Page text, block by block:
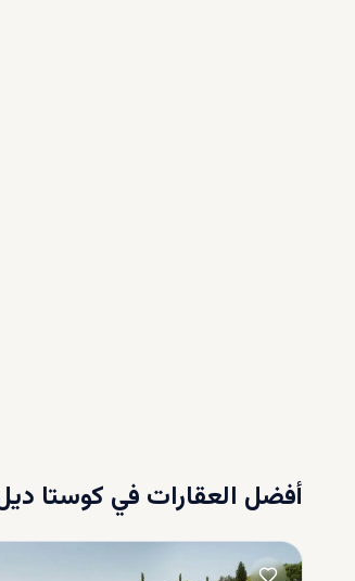
أفضل العقارات في كوستا